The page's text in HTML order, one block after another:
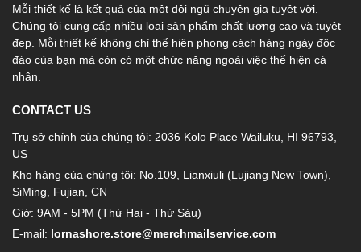
Mỗi thiết kế là kết quả của một đội ngũ chuyên gia tuyệt vời.
Chúng tôi cung cấp nhiều loại sản phẩm chất lượng cao và tuyệt
đẹp. Mỗi thiết kế không chỉ thể hiện phong cách hàng ngày độc
đáo của bạn mà còn có một chức năng ngoài việc thể hiện cá
nhân.
CONTACT US
Trụ sở chính của chúng tôi: 2036 Kolo Place Wailuku, HI 96793,
US
Kho hàng của chúng tôi: No.109, Lianxiuli (Lujiang New Town),
SiMing, Fujian, CN
Giờ: 9AM - 5PM (Thứ Hai - Thứ Sáu)
E-mail: lornashore.store@merchmailservice.com